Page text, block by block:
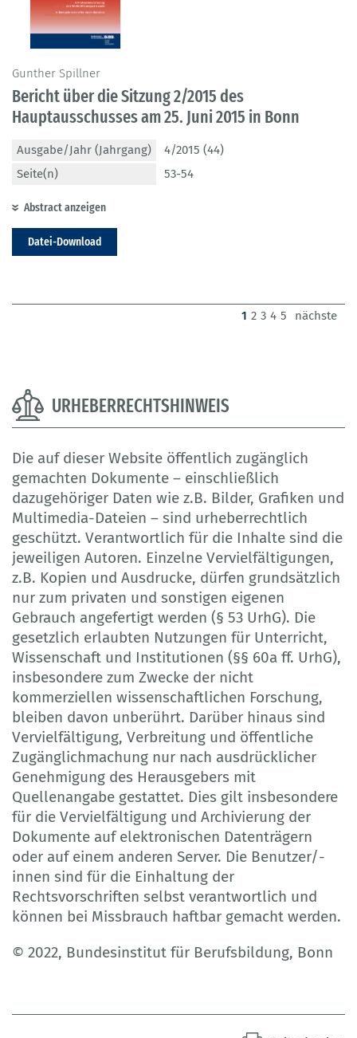
Gunther Spillner
Bericht über die Sitzung 2/2015 des
Hauptausschusses am 25. Juni 2015 in Bonn
Ausgabe/Jahr (Jahrgang)
4/2015 (44)
Seite(n)
53-54
Abstract anzeigen
Datei-Download
1 (current)
2 3 4 5 nächste
URHEBERRECHTSHINWEIS
Die auf dieser Website öffentlich zugänglich
gemachten Dokumente – einschließlich
dazugehöriger Daten wie z.B. Bilder, Grafiken und
Multimedia-Dateien – sind urheberrechtlich
geschützt. Verantwortlich für die Inhalte sind die
jeweiligen Autoren. Einzelne Vervielfältigungen,
z.B. Kopien und Ausdrucke, dürfen grundsätzlich
nur zum privaten und sonstigen eigenen
Gebrauch angefertigt werden (§ 53 UrhG). Die
gesetzlich erlaubten Nutzungen für Unterricht,
Wissenschaft und Institutionen (§§ 60a ff. UrhG),
insbesondere zum Zwecke der nicht
kommerziellen wissenschaftlichen Forschung,
bleiben davon unberührt. Darüber hinaus sind
Vervielfältigung, Verbreitung und öffentliche
Zugänglichmachung nur nach ausdrücklicher
Genehmigung des Herausgebers mit
Quellenangabe gestattet. Dies gilt insbesondere
für die Vervielfältigung und Archivierung der
Dokumente auf elektronischen Datenträgern
oder auf einem anderen Server. Die Benutzer/-
innen sind für die Einhaltung der
Rechtsvorschriften selbst verantwortlich und
können bei Missbrauch haftbar gemacht werden.
© 2022, Bundesinstitut für Berufsbildung, Bonn